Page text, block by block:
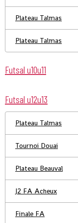
Plateau Talmas
Plateau Talmas
Futsal u10u11
Futsal u12u13
Plateau Talmas
Tournoi Douai
Plateau Beauval
J2 FA Acheux
Finale FA